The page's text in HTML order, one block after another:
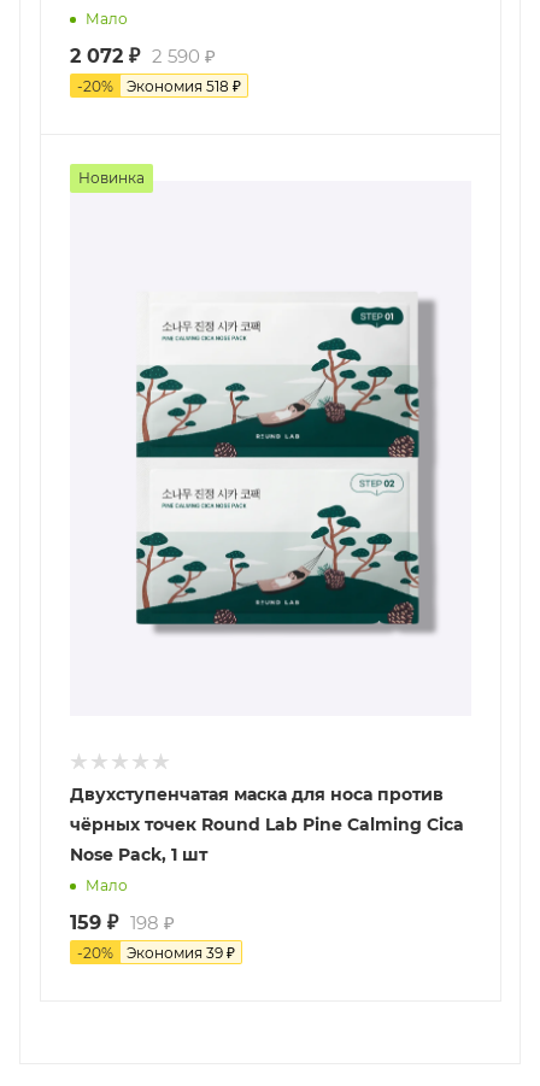
Мало
2 072 ₽ 2 590 ₽
-20% Экономия 518 ₽
Новинка
Двухступенчатая маска для носа против
чёрных точек Round Lab Pine Calming Cica
Nose Pack, 1 шт
Мало
159 ₽ 198 ₽
-20% Экономия 39 ₽